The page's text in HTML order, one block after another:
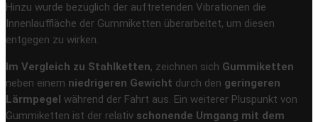
Hinzu wurde bezüglich der auftretenden Vibrationen die
Innenlauffläche der Gummiketten überarbeitet, um diesen
entgegen zu wirken.
Im Vergleich zu Stahlketten, zeichnen sich Gummiketten
neben einem niedrigeren Gewicht durch den geringeren
Lärmpegel während der Fahrt aus. Ein weiterer Pluspunkt von
Gummiketten ist der relativ schonende Umgang mit dem